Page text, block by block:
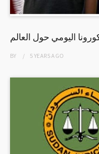
اليومي حول العالم
BY 5 YEARSAGO